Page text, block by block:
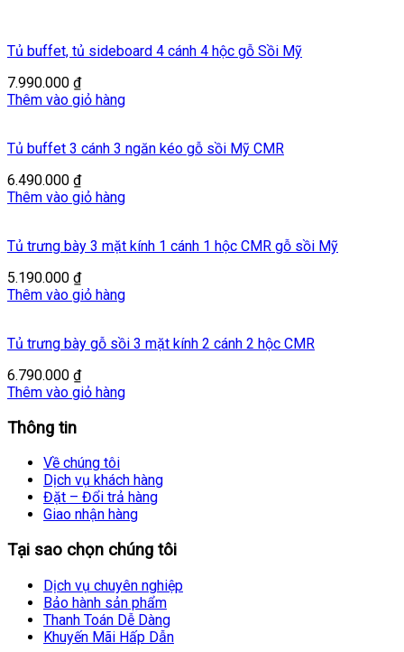
Tủ buffet, tủ sideboard 4 cánh 4 hộc gỗ Sồi Mỹ
7.990.000 ₫
Thêm vào giỏ hàng
Tủ buffet 3 cánh 3 ngăn kéo gỗ sồi Mỹ CMR
6.490.000 ₫
Thêm vào giỏ hàng
Tủ trưng bày 3 mặt kính 1 cánh 1 hộc CMR gỗ sồi Mỹ
5.190.000 ₫
Thêm vào giỏ hàng
Tủ trưng bày gỗ sồi 3 mặt kính 2 cánh 2 hộc CMR
6.790.000 ₫
Thêm vào giỏ hàng
Thông tin
Về chúng tôi
Dịch vụ khách hàng
Đặt – Đổi trả hàng
Giao nhận hàng
Tại sao chọn chúng tôi
Dịch vụ chuyên nghiệp
Bảo hành sản phẩm
Thanh Toán Dễ Dàng
Khuyến Mãi Hấp Dẫn